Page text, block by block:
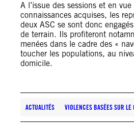
A l’issue des sessions et en
connaissances acquises, les
deux ASC se sont donc
de terrain. Ils profiteront
menées dans le cadre des «
toucher les populations, au
domicile.
ACTUALITÉS VIOLENCES BASÉES SUR LE